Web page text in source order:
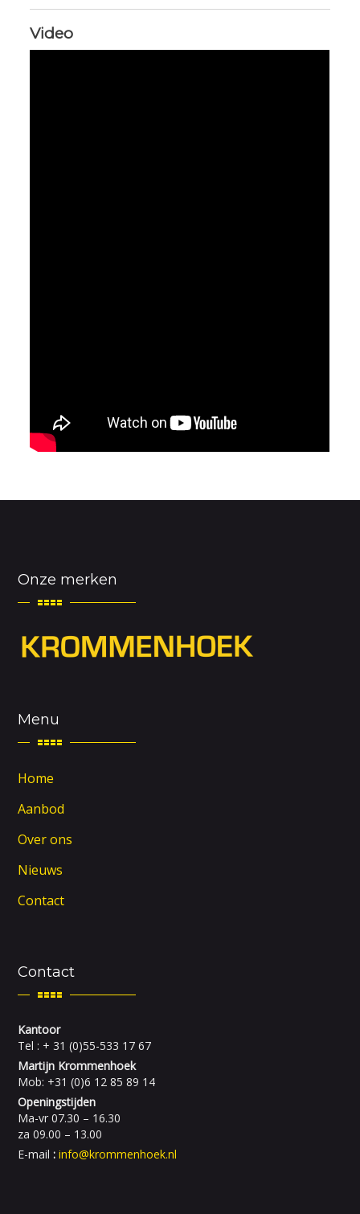
Video
Onze merken
Menu
Home
Aanbod
Over ons
Nieuws
Contact
Contact
Kantoor
Tel : + 31 (0)55-533 17 67
Martijn Krommenhoek
Mob: +31 (0)6 12 85 89 14
Openingstijden
Ma-vr 07.30 – 16.30
za 09.00 – 13.00
E-mail :info@krommenhoek.nl